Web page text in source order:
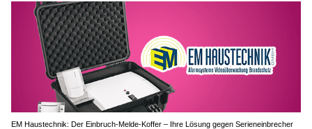
EM Haustechnik: Der Einbruch-Melde-Koffer – Ihre Lösung gegen Serieneinbrecher